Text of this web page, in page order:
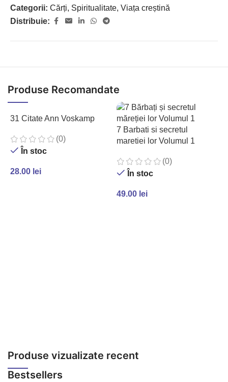
Categorii: Cărți, Spiritualitate, Viața creștină
Distribuie:
Produse Recomandate
31 Citate Ann Voskamp
(0)
În stoc
28.00 lei
7 Barbati si secretul
maretiei lor Volumul 1
(0)
În stoc
49.00 lei
Produse vizualizate recent
Bestsellers